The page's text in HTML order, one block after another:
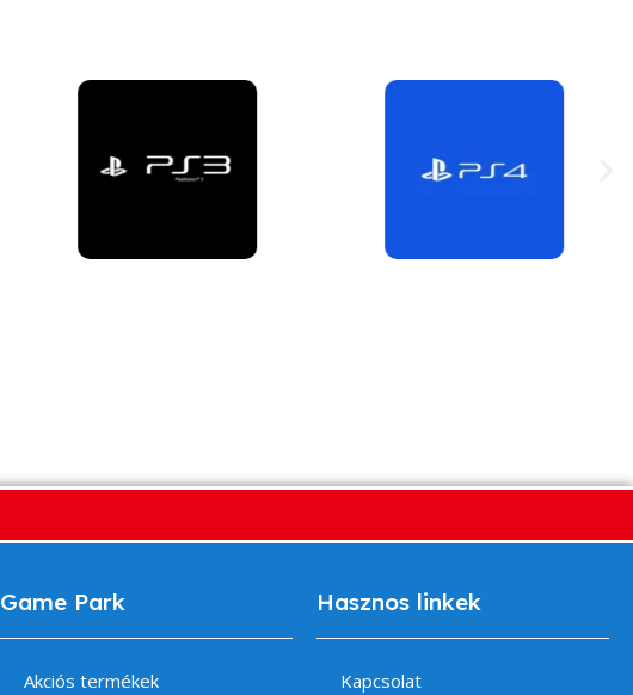
Game Park
Akciós termékek
Hasznos linkek
Kapcsolat